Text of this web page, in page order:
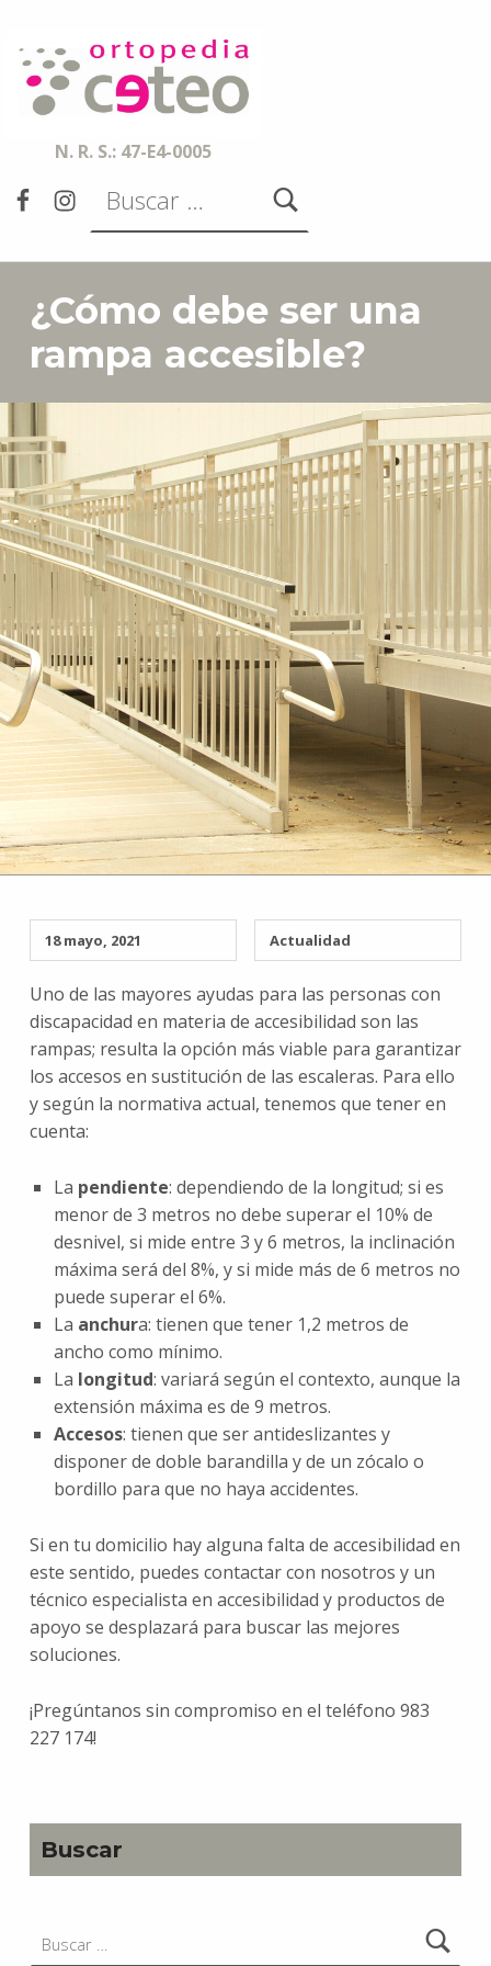
N. R. S.: 47-E4-0005
Buscar:
¿Cómo debe ser una
rampa accesible?
18 mayo, 2021 Actualidad
Uno de las mayores ayudas para las personas con
discapacidad en materia de accesibilidad son las
rampas; resulta la opción más viable para garantizar
los accesos en sustitución de las escaleras. Para ello
y según la normativa actual, tenemos que tener en
cuenta:
La pendiente: dependiendo de la longitud; si es
menor de 3 metros no debe superar el 10% de
desnivel, si mide entre 3 y 6 metros, la inclinación
máxima será del 8%, y si mide más de 6 metros no
puede superar el 6%.
La anchura: tienen que tener 1,2 metros de
ancho como mínimo.
La longitud: variará según el contexto, aunque la
extensión máxima es de 9 metros.
Accesos: tienen que ser antideslizantes y
disponer de doble barandilla y de un zócalo o
bordillo para que no haya accidentes.
Si en tu domicilio hay alguna falta de accesibilidad en
este sentido, puedes contactar con nosotros y un
técnico especialista en accesibilidad y productos de
apoyo se desplazará para buscar las mejores
soluciones.
¡Pregúntanos sin compromiso en el teléfono 983
227 174!
Buscar